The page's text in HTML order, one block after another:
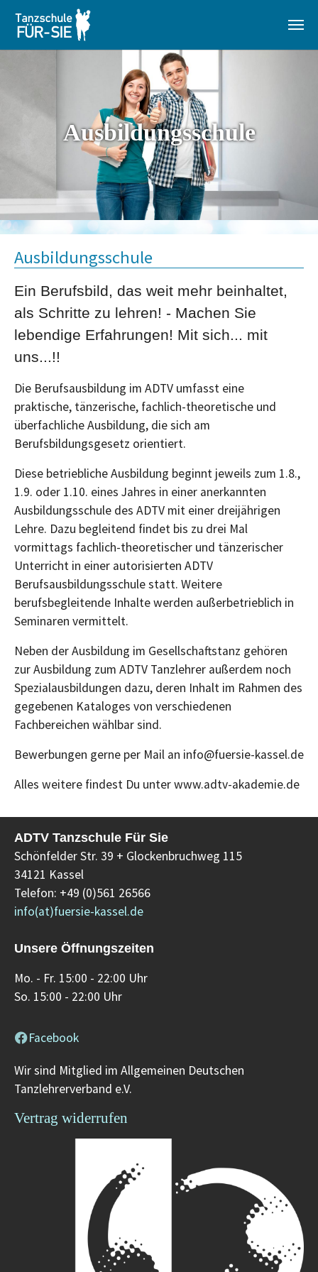
Ausbildungsschule
Ausbildungsschule
Ein Berufsbild, das weit mehr beinhaltet,
als Schritte zu lehren! - Machen Sie
lebendige Erfahrungen! Mit sich... mit
uns...!!
Die Berufsausbildung im ADTV umfasst eine
praktische, tänzerische, fachlich-theoretische und
überfachliche Ausbildung, die sich am
Berufsbildungsgesetz orientiert.
Diese betriebliche Ausbildung beginnt jeweils zum 1.8.,
1.9. oder 1.10. eines Jahres in einer anerkannten
Ausbildungsschule des ADTV mit einer dreijährigen
Lehre. Dazu begleitend findet bis zu drei Mal
vormittags fachlich-theoretischer und tänzerischer
Unterricht in einer autorisierten ADTV
Berufsausbildungsschule statt. Weitere
berufsbegleitende Inhalte werden außerbetrieblich in
Seminaren vermittelt.
Neben der Ausbildung im Gesellschaftstanz gehören
zur Ausbildung zum ADTV Tanzlehrer außerdem noch
Spezialausbildungen dazu, deren Inhalt im Rahmen des
gegebenen Kataloges von verschiedenen
Fachbereichen wählbar sind.
Bewerbungen gerne per Mail an info@fuersie-kassel.de
Alles weitere findest Du unter www.adtv-akademie.de
ADTV Tanzschule Für Sie
Schönfelder Str. 39 + Glockenbruchweg 115
34121 Kassel
Telefon: +49 (0)561 26566
info(at)fuersie-kassel.de
Unsere Öffnungszeiten
Mo. - Fr. 15:00 - 22:00 Uhr
So. 15:00 - 22:00 Uhr
Facebook
Wir sind Mitglied im Allgemeinen Deutschen
Tanzlehrerverband e.V.
Vertrag widerrufen